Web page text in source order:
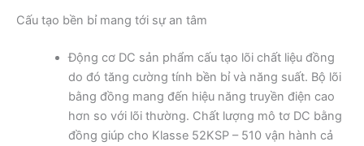
Cấu tạo bền bỉ mang tới sự an tâm
Động cơ DC sản phẩm cấu tạo lõi chất liệu đồng
do đó tăng cường tính bền bỉ và năng suất. Bộ lõi
bằng đồng mang đến hiệu năng truyền điện cao
hơn so với lõi thường. Chất lượng mô tơ DC bằng
đồng giúp cho Klasse 52KSP – 510 vận hành cả